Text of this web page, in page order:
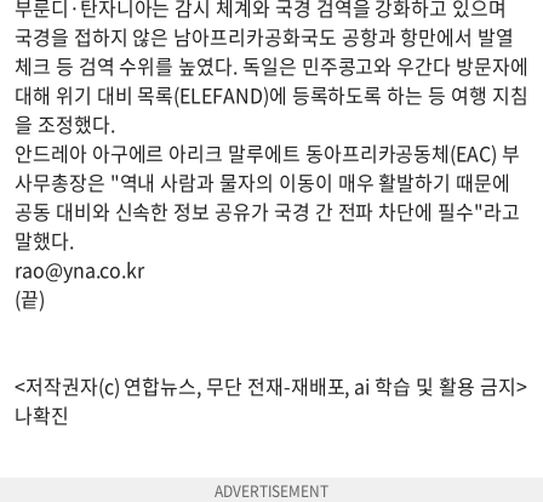
부룬디·탄자니아는 감시 체계와 국경 검역을 강화하고 있으며
국경을 접하지 않은 남아프리카공화국도 공항과 항만에서 발열
체크 등 검역 수위를 높였다. 독일은 민주콩고와 우간다 방문자에
대해 위기 대비 목록(ELEFAND)에 등록하도록 하는 등 여행 지침
을 조정했다.
안드레아 아구에르 아리크 말루에트 동아프리카공동체(EAC) 부
사무총장은 "역내 사람과 물자의 이동이 매우 활발하기 때문에
공동 대비와 신속한 정보 공유가 국경 간 전파 차단에 필수"라고
말했다.
rao@yna.co.kr
(끝)
<저작권자(c) 연합뉴스, 무단 전재-재배포, ai 학습 및 활용 금지>
나확진